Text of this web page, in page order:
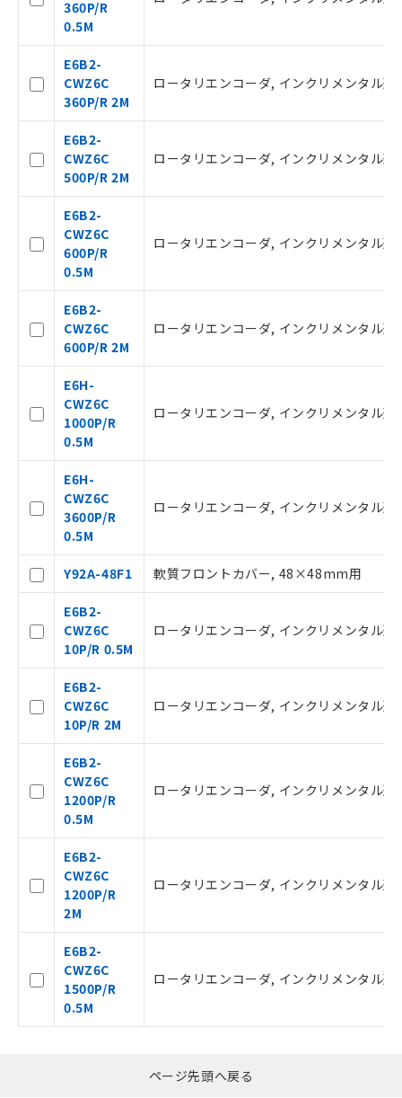
360P/R
0.5M
E6B2-
CWZ6C
360P/R 2M
ロータリエンコーダ, インクリメンタル
E6B2-
CWZ6C
500P/R 2M
ロータリエンコーダ, インクリメンタル
E6B2-
CWZ6C
600P/R
0.5M
ロータリエンコーダ, インクリメンタル
E6B2-
CWZ6C
600P/R 2M
ロータリエンコーダ, インクリメンタル
E6H-
CWZ6C
1000P/R
0.5M
ロータリエンコーダ, インクリメンタル
E6H-
CWZ6C
3600P/R
0.5M
ロータリエンコーダ, インクリメンタル
Y92A-48F1 軟質フロントカバー, 48×48mm用
E6B2-
CWZ6C
10P/R 0.5M
ロータリエンコーダ, インクリメンタル
E6B2-
CWZ6C
10P/R 2M
ロータリエンコーダ, インクリメンタル
E6B2-
CWZ6C
1200P/R
0.5M
ロータリエンコーダ, インクリメンタル
E6B2-
CWZ6C
1200P/R
2M
ロータリエンコーダ, インクリメンタル
E6B2-
CWZ6C
1500P/R
0.5M
ロータリエンコーダ, インクリメンタル
ページ先頭へ戻る
記
号
説明
○
△
－
いては、お客様のお取引先、ま
機器販売店・当社販売員にご確
認ください)
空
白
受注生産機種、また在庫状況の
ご利用ください。
抜)を提供させていただくものです。
当社制御機器事業取扱商品の中には、
在庫状況および標準価格照会結果は、
記載している更新日時点での社内デー
準価格とは異なる場合があることをご
了承ください。
ご相談ください。
オムロン制御機器販売店や当社販売拠
在庫状況および標準価格結果を当社の
事前の承諾なく第三者に漏洩または開
示しないようお願いします。
メンバーズにご登録されている必要が
あります。
お客様が当ウェブサイト上で当社にご
および当社の共同利用者が、当社の製
品・サービスに関するお客様との取
をご了承ください。
※当社の共同利用者とは、"個人情報
の共同利用に関して"
指します。